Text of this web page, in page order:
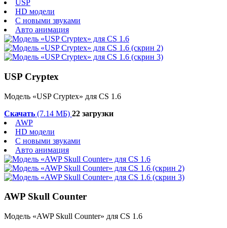
USP
HD модели
С новыми звуками
Авто анимация
USP Cryptex
Модель «USP Cryptex» для CS 1.6
Скачать (7.14 МБ) 22 загрузки
AWP
HD модели
С новыми звуками
Авто анимация
AWP Skull Counter
Модель «AWP Skull Counter» для CS 1.6